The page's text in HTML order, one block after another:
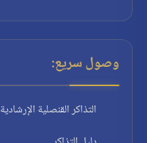
وصول سريع:
التذاكر القنصلية الإرشادية